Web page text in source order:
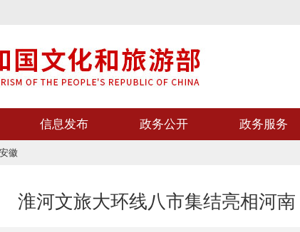
信息发布 政务公开 政务服务
安徽
淮河文旅大环线八市集结亮相河南